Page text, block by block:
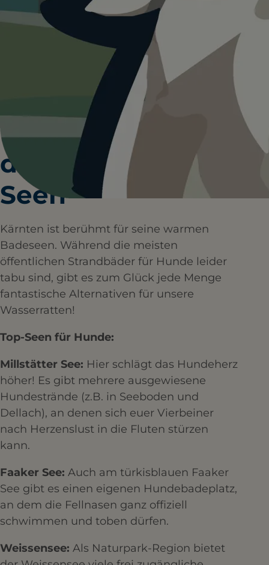
1+
WANDERUNGEN
0+
RESTAURANTS
1. Rein ins kühle
Nass: Baden in
den Kärntner
Seen
Kärnten ist berühmt für seine warmen
Badeseen. Während die meisten
öffentlichen Strandbäder für Hunde leider
tabu sind, gibt es zum Glück jede Menge
fantastische Alternativen für unsere
Wasserratten!
Top-Seen für Hunde:
Millstätter See: Hier schlägt das Hundeherz
höher! Es gibt mehrere ausgewiesene
Hundestrände (z.B. in Seeboden und
Dellach), an denen sich euer Vierbeiner
nach Herzenslust in die Fluten stürzen
kann.
Faaker See: Auch am türkisblauen Faaker
See gibt es einen eigenen Hundebadeplatz,
an dem die Fellnasen ganz offiziell
schwimmen und toben dürfen.
Weissensee: Als Naturpark-Region bietet